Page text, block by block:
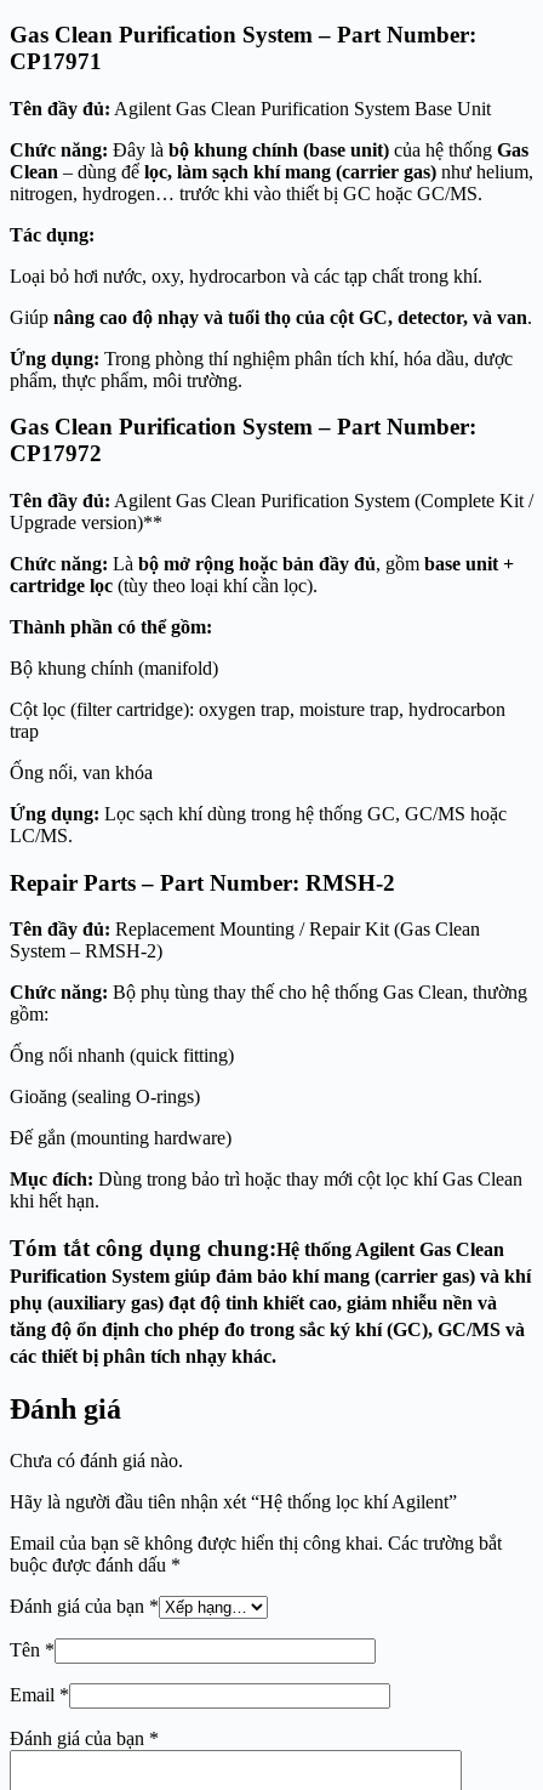
Gas Clean Purification System – Part Number:
CP17971
Tên đầy đủ: Agilent Gas Clean Purification System Base Unit
Chức năng: Đây là bộ khung chính (base unit) của hệ thống Gas
Clean – dùng để lọc, làm sạch khí mang (carrier gas) như helium,
nitrogen, hydrogen… trước khi vào thiết bị GC hoặc GC/MS.
Tác dụng:
Loại bỏ hơi nước, oxy, hydrocarbon và các tạp chất trong khí.
Giúp nâng cao độ nhạy và tuổi thọ của cột GC, detector, và van.
Ứng dụng: Trong phòng thí nghiệm phân tích khí, hóa dầu, dược
phẩm, thực phẩm, môi trường.
Gas Clean Purification System – Part Number:
CP17972
Tên đầy đủ: Agilent Gas Clean Purification System (Complete Kit /
Upgrade version)**
Chức năng: Là bộ mở rộng hoặc bản đầy đủ, gồm base unit +
cartridge lọc (tùy theo loại khí cần lọc).
Thành phần có thể gồm:
Bộ khung chính (manifold)
Cột lọc (filter cartridge): oxygen trap, moisture trap, hydrocarbon
trap
Ống nối, van khóa
Ứng dụng: Lọc sạch khí dùng trong hệ thống GC, GC/MS hoặc
LC/MS.
Repair Parts – Part Number: RMSH-2
Tên đầy đủ: Replacement Mounting / Repair Kit (Gas Clean
System – RMSH-2)
Chức năng: Bộ phụ tùng thay thế cho hệ thống Gas Clean, thường
gồm:
Ống nối nhanh (quick fitting)
Gioăng (sealing O-rings)
Đế gắn (mounting hardware)
Mục đích: Dùng trong bảo trì hoặc thay mới cột lọc khí Gas Clean
khi hết hạn.
Tóm tắt công dụng chung:Hệ thống Agilent Gas Clean
Purification System giúp đảm bảo khí mang (carrier gas) và khí
phụ (auxiliary gas) đạt độ tinh khiết cao, giảm nhiễu nền và
tăng độ ổn định cho phép đo trong sắc ký khí (GC), GC/MS và
các thiết bị phân tích nhạy khác.
Đánh giá
Chưa có đánh giá nào.
Hãy là người đầu tiên nhận xét “Hệ thống lọc khí Agilent”
Email của bạn sẽ không được hiển thị công khai. Các trường bắt
buộc được đánh dấu *
Đánh giá của bạn *
Tên *
Email *
Đánh giá của bạn *